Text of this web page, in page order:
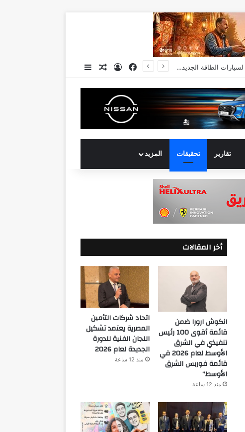
انكوش ارورا ضمن قائمة أقوى 100 رئيس تنفيذي في الشرق الأوسط لعام 2026 في قائمة فوربس الشرق الأوسط” فيسبوكتسجيل الدخول
مقال عشوائي
إضافة عمود جانبي
تقارير تحقيقات المزيد
أخر المقالات
انكوش ارورا ضمن
قائمة أقوى 100 رئيس
تنفيذي في الشرق
الأوسط لعام 2026 في
قائمة فوربس الشرق
الأوسط”
منذ 12 ساعة
اتحاد شركات التأمين
المصرية يعتمد تشكيل
اللجان الفنية للدورة
الجديدة لعام 2026
منذ 12 ساعة